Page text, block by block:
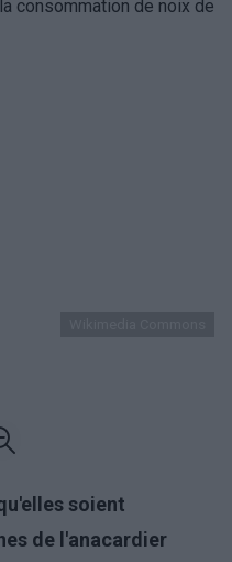
soient
de l'anacardier